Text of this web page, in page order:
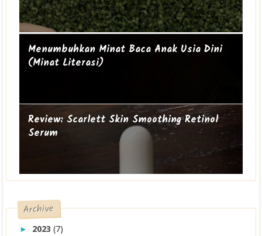
Mengapa perempuan itu sering geer?
Ibu Introvert
Menumbuhkan Minat Baca Anak Usia Dini
(Minat Literasi)
Review: Scarlett Skin Smoothing Retinol
Serum
Archive
► 2023(7)